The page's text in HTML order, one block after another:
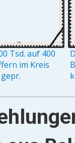
Tsd. auf 400
im Kreis